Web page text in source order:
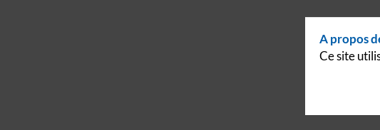
A propos
Ce site